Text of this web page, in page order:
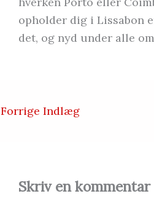
opholder dig i Lissabon
det, og nyd under alle
Forrige Indlæg
Skriv en kommentar